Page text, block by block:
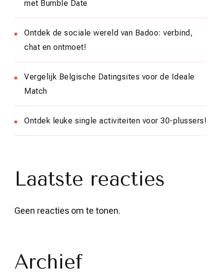
met Bumble Date
Ontdek de sociale wereld van Badoo: verbind,
chat en ontmoet!
Vergelijk Belgische Datingsites voor de Ideale
Match
Ontdek leuke single activiteiten voor 30-plussers!
Laatste reacties
Geen reacties om te tonen.
Archief